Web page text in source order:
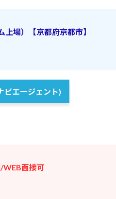
場）【京都府京都市】
ビエージェント)
WEB面接可